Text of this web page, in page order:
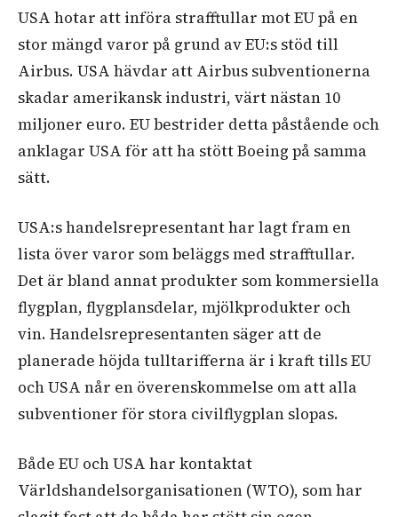
USA hotar att införa strafftullar mot EU på en
stor mängd varor på grund av EU:s stöd till
Airbus. USA hävdar att Airbus subventionerna
skadar amerikansk industri, värt nästan 10
miljoner euro. EU bestrider detta påstående och
anklagar USA för att ha stött Boeing på samma
sätt.
USA:s handelsrepresentant har lagt fram en
lista över varor som beläggs med strafftullar.
Det är bland annat produkter som kommersiella
flygplan, flygplansdelar, mjölkprodukter och
vin. Handelsrepresentanten säger att de
planerade höjda tulltarifferna är i kraft tills EU
och USA når en överenskommelse om att alla
subventioner för stora civilflygplan slopas.
Både EU och USA har kontaktat
Världshandelsorganisationen (WTO), som har